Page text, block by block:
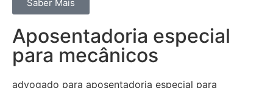
Saber Mais
Aposentadoria especial
para mecânicos
advogado para aposentadoria especial para